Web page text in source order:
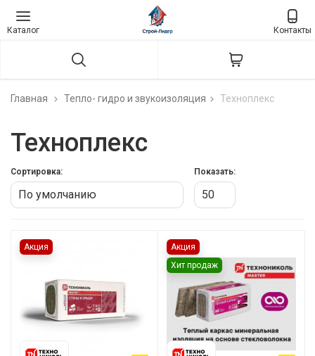
Каталог Контакты
Главная Тепло- гидро и звукоизоляция Техноплекс
Техноплекс
Сортировка: Показать:
Акция
Акция
Хит продаж